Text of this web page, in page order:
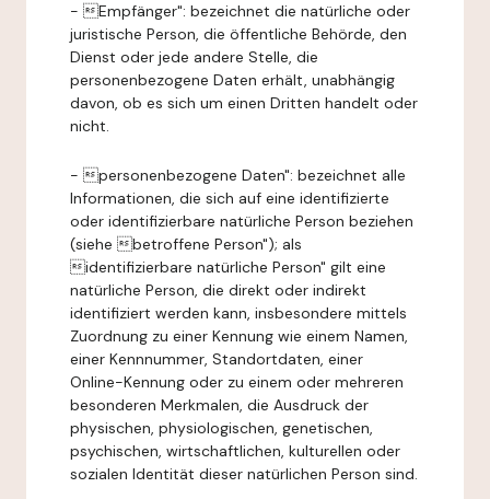
- Empfänger": bezeichnet die natürliche oder
juristische Person, die öffentliche Behörde, den
Dienst oder jede andere Stelle, die
personenbezogene Daten erhält, unabhängig
davon, ob es sich um einen Dritten handelt oder
nicht.
- personenbezogene Daten": bezeichnet alle
Informationen, die sich auf eine identifizierte
oder identifizierbare natürliche Person beziehen
(siehe betroffene Person"); als
identifizierbare natürliche Person" gilt eine
natürliche Person, die direkt oder indirekt
identifiziert werden kann, insbesondere mittels
Zuordnung zu einer Kennung wie einem Namen,
einer Kennnummer, Standortdaten, einer
Online-Kennung oder zu einem oder mehreren
besonderen Merkmalen, die Ausdruck der
physischen, physiologischen, genetischen,
psychischen, wirtschaftlichen, kulturellen oder
sozialen Identität dieser natürlichen Person sind.